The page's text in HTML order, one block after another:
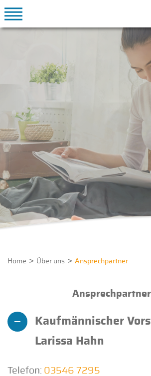
Home Über uns Ansprechpartner
Ansprechpartner
Kaufmännischer
Larissa Hahn
Telefon: 03546 7295